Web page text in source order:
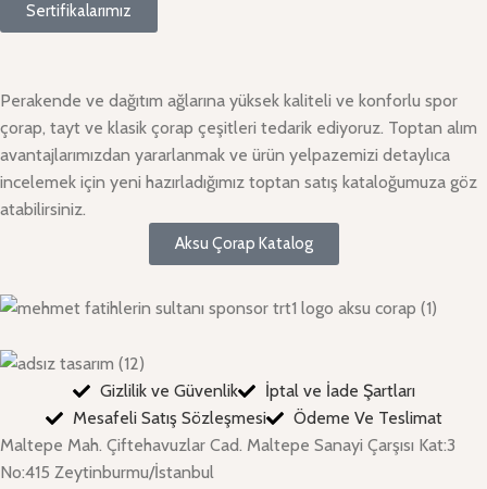
Sertifikalarımız
Perakende ve dağıtım ağlarına yüksek kaliteli ve konforlu spor
çorap, tayt ve klasik çorap çeşitleri tedarik ediyoruz. Toptan alım
avantajlarımızdan yararlanmak ve ürün yelpazemizi detaylıca
incelemek için yeni hazırladığımız toptan satış kataloğumuza göz
atabilirsiniz.
Aksu Çorap Katalog
Gizlilik ve Güvenlik
İptal ve İade Şartları
Mesafeli Satış Sözleşmesi
Ödeme Ve Teslimat
Maltepe Mah. Çiftehavuzlar Cad. Maltepe Sanayi Çarşısı Kat:3
No:415 Zeytinburmu/İstanbul